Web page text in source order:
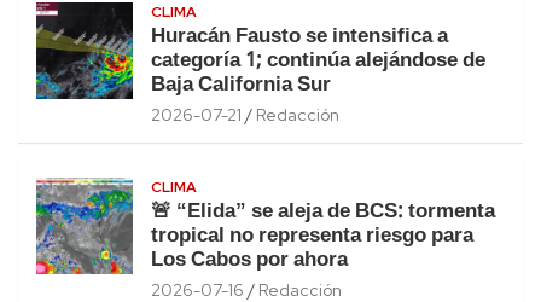
CLIMA
Huracán Fausto se intensifica a
categoría 1; continúa alejándose de
Baja California Sur
2026-07-21 Redacción
CLIMA
🚨 “Elida” se aleja de BCS: tormenta
tropical no representa riesgo para
Los Cabos por ahora
2026-07-16 Redacción